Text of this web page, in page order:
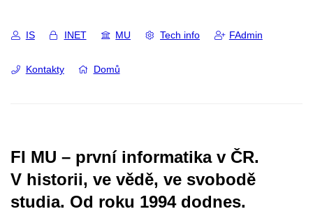
IS INET MU Tech info FAdmin
Kontakty Domů
FI MU – první informatika v ČR.
V historii, ve vědě, ve svobodě
studia. Od roku 1994 dodnes.